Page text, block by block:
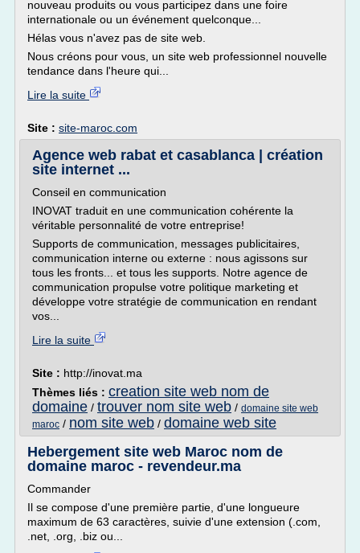
nouveau produits ou vous participez dans une foire
internationale ou un événement quelconque...
Hélas vous n'avez pas de site web.
Nous créons pour vous, un site web professionnel nouvelle
tendance dans l'heure qui...
Lire la suite
Site : site-maroc.com
Agence web rabat et casablanca | création
site internet ...
Conseil en communication
INOVAT traduit en une communication cohérente la
véritable personnalité de votre entreprise!
Supports de communication, messages publicitaires,
communication interne ou externe : nous agissons sur
tous les fronts... et tous les supports. Notre agence de
communication propulse votre politique marketing et
développe votre stratégie de communication en rendant
vos...
Lire la suite
Site : http://inovat.ma
Thèmes liés : creation site web nom de
domaine / trouver nom site web / domaine site web
maroc / nom site web / domaine web site
Hebergement site web Maroc nom de
domaine maroc - revendeur.ma
Commander
Il se compose d'une première partie, d'une longueure
maximum de 63 caractères, suivie d'une extension (.com,
.net, .org, .biz ou...